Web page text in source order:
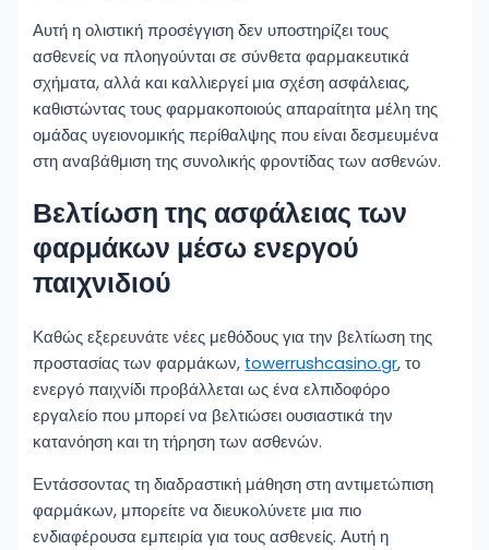
Αυτή η ολιστική προσέγγιση δεν υποστηρίζει τους
ασθενείς να πλοηγούνται σε σύνθετα φαρμακευτικά
σχήματα, αλλά και καλλιεργεί μια σχέση ασφάλειας,
καθιστώντας τους φαρμακοποιούς απαραίτητα μέλη της
ομάδας υγειονομικής περίθαλψης που είναι δεσμευμένα
στη αναβάθμιση της συνολικής φροντίδας των ασθενών.
Βελτίωση της ασφάλειας των
φαρμάκων μέσω ενεργού
παιχνιδιού
Καθώς εξερευνάτε νέες μεθόδους για την βελτίωση της
προστασίας των φαρμάκων, towerrushcasino.gr, το
ενεργό παιχνίδι προβάλλεται ως ένα ελπιδοφόρο
εργαλείο που μπορεί να βελτιώσει ουσιαστικά την
κατανόηση και τη τήρηση των ασθενών.
Εντάσσοντας τη διαδραστική μάθηση στη αντιμετώπιση
φαρμάκων, μπορείτε να διευκολύνετε μια πιο
ενδιαφέρουσα εμπειρία για τους ασθενείς. Αυτή η